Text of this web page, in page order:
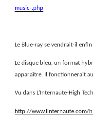
music-.php
Le Blue-ray se vendrait-il enfin
Le disque bleu, un format
apparaître. Il fonctionnerait
Vu dans L’Internaute-High
http://www.linternaute.com/